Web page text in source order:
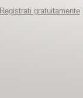
Registrati gratuitamente|